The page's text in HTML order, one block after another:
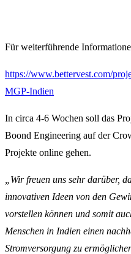
Für weiterführende
https://www.bettervest.com/
MGP-Indien
In circa 4-6 Wochen soll das
Boond Engineering auf der
Projekte online gehen.
„Wir freuen uns sehr darüber,
innovativen Ideen von den
vorstellen können und somit
Menschen in Indien einen
Stromversorgung zu